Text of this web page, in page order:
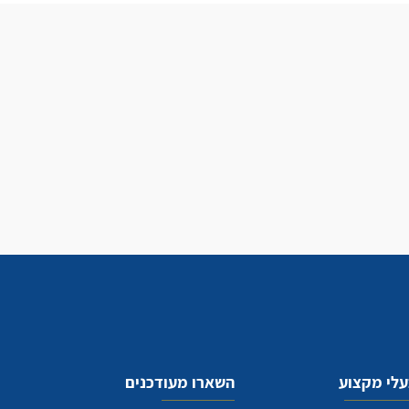
מקצוע השארו מעודכנים